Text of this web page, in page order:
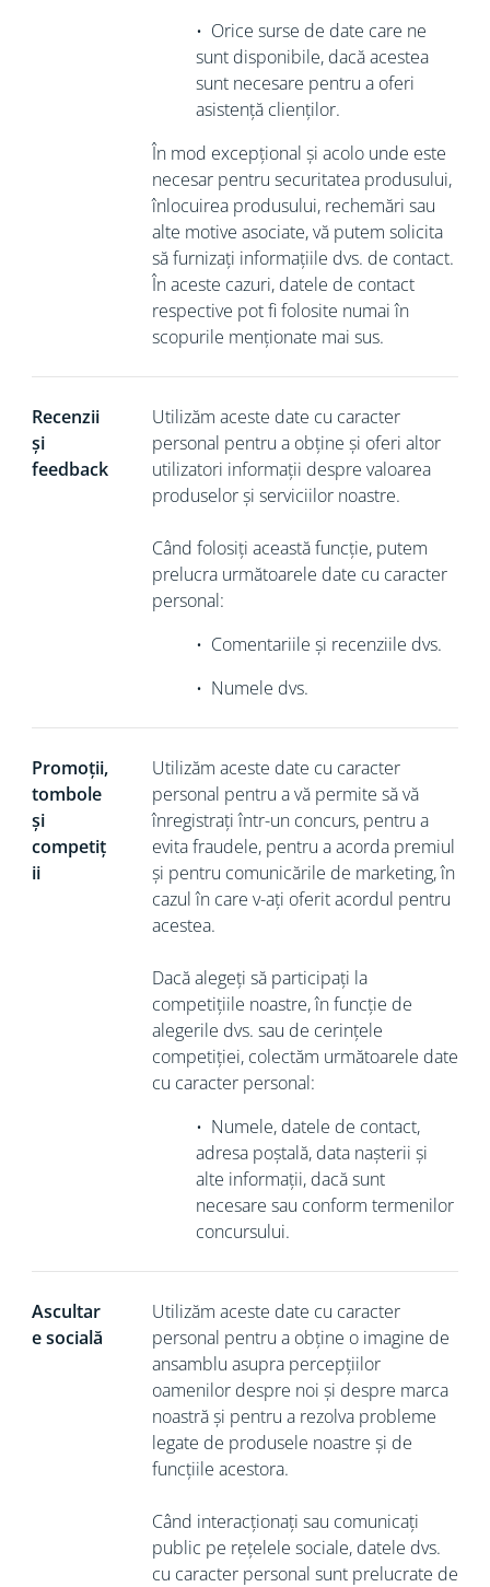
• Orice surse de date care ne
sunt disponibile, dacă acestea
sunt necesare pentru a oferi
asistență clienților.
În mod excepțional și acolo unde este
necesar pentru securitatea produsului,
înlocuirea produsului, rechemări sau
alte motive asociate, vă putem solicita
săfurnizați informațiile dvs. de contact.
În aceste cazuri, datele de contact
respective pot fi folosite numai în
scopurile menționate mai sus.
Recenzii
și
feedback
Utilizăm aceste date cu caracter
personal pentru a obține și oferi altor
utilizatori informații despre valoarea
produselor și serviciilor noastre.
Când folosiți această funcție, putem
prelucra următoarele date cu caracter
personal:
• Comentariile și recenziile dvs.
• Numele dvs.
Promoții,
tombole
și
competiț
ii
Utilizăm aceste date cu caracter
personal pentru a vă permite să vă
înregistrați într-un concurs, pentru a
evita fraudele, pentru a acorda premiul
și pentru comunicările de marketing, în
cazul în care v-ați oferit acordul pentru
acestea.
Dacă alegeți să participați la
competițiile noastre, în funcție de
alegerile dvs. sau de cerințele
competiției, colectăm următoarele date
cu caracter personal:
• Numele, datele de contact,
adresa poștală, data nașterii și
alte informații, dacă sunt
necesare sau conform termenilor
concursului.
Ascultar
e socială
Utilizăm aceste date cu caracter
personal pentru a obține o imagine de
ansamblu asupra percepțiilor
oamenilor despre noi și despre marca
noastră și pentru a rezolva probleme
legate de produsele noastre și de
funcțiile acestora.
Când interacționați sau comunicați
public pe rețelele sociale, datele dvs.
cu caracter personal sunt prelucrate de